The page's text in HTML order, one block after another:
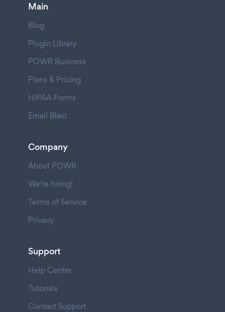
Main
Blog
Plugin Library
POWR Business
Plans & Pricing
HIPAA Forms
Email Blast
Company
About POWR
We're hiring!
Terms of Service
Privacy
Support
Help Center
Tutorials
Contact Support